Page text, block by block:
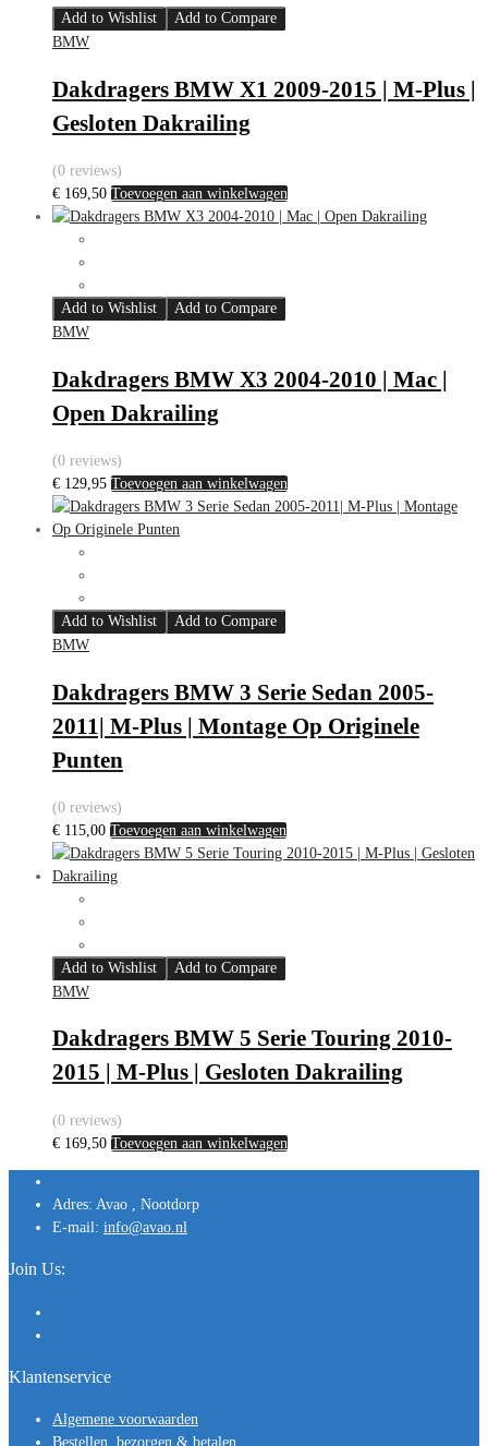
Add to Wishlist
Add to Compare
BMW
Dakdragers BMW X1 2009-2015 | M-Plus |
Gesloten Dakrailing
(0 reviews)
€ 169,50 Toevoegen aan winkelwagen
Add to Wishlist
Add to Compare
BMW
Dakdragers BMW X3 2004-2010 | Mac |
Open Dakrailing
(0 reviews)
€ 129,95 Toevoegen aan winkelwagen
Add to Wishlist
Add to Compare
BMW
Dakdragers BMW 3 Serie Sedan 2005-
2011| M-Plus | Montage Op Originele
Punten
(0 reviews)
€ 115,00 Toevoegen aan winkelwagen
Add to Wishlist
Add to Compare
BMW
Dakdragers BMW 5 Serie Touring 2010-
2015 | M-Plus | Gesloten Dakrailing
(0 reviews)
€ 169,50 Toevoegen aan winkelwagen
Adres: Avao , Nootdorp
E-mail: info@avao.nl
Join Us:
Klantenservice
Algemene voorwaarden
Bestellen, bezorgen & betalen